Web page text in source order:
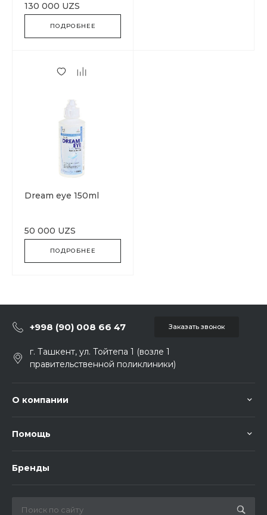
130 000 UZS
ПОДРОБНЕЕ
Dream eye 150ml
50 000 UZS
ПОДРОБНЕЕ
+998 (90) 008 66 47 Заказать звонок
г. Ташкент, ул. Тойтепа 1 (возле 1
правительственной поликлиники)
О компании
Помощь
Бренды